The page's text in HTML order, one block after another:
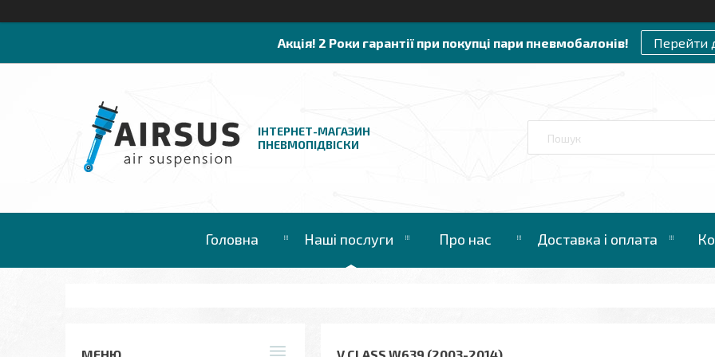
Акція! 2 Роки гарантії при покупці пари пневмобалонів! Перейти
ІНТЕРНЕТ-МАГАЗИН
ПНЕВМОПІДВІСКИ
Головна Наші послуги Про нас Доставка і оплата